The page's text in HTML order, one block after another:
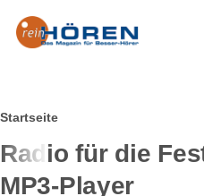
Pfadnavigation
Startseite
Radio für die
MP3-Player